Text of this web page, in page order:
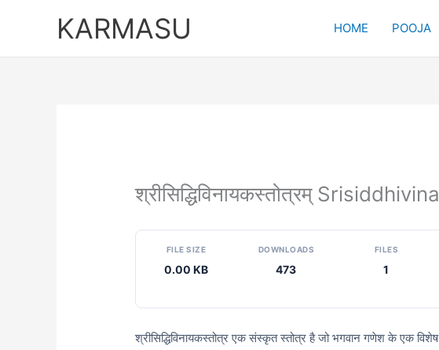
KARMASU HOME POOJA
श्रीसिद्धिविनायकस्तोत्रम्
FILE SIZE
0.00 KB
DOWNLOADS
473
FILES
1
श्रीसिद्धिविनायकस्तोत्र एक संस्कृत स्तोत्र है जो भगवान गणेश के एक विशेष